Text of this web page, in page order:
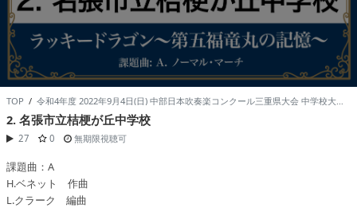
TOP /
2. 名張市立桔梗が丘中学校
27 0 無期限視聴可
課題曲：A
H.ベネット 作曲
L.クラーク 編曲